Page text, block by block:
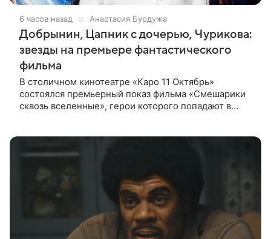
6 часов назад Анастасия Бурдужа
Добрынин, Цапник с дочерью, Чурикова:
звезды на премьере фантастического
фильма
В столичном кинотеатре «Каро 11 Октябрь»
состоялся премьерный показ фильма «Смешарики
сквозь вселенные», герои которого попадают в